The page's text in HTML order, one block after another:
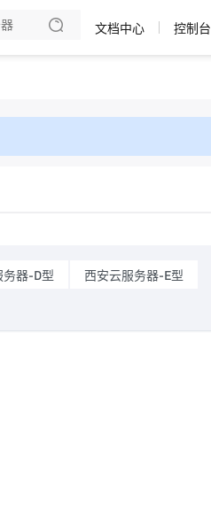
文档中心 控制台
器-D型
西安云服务器-E型